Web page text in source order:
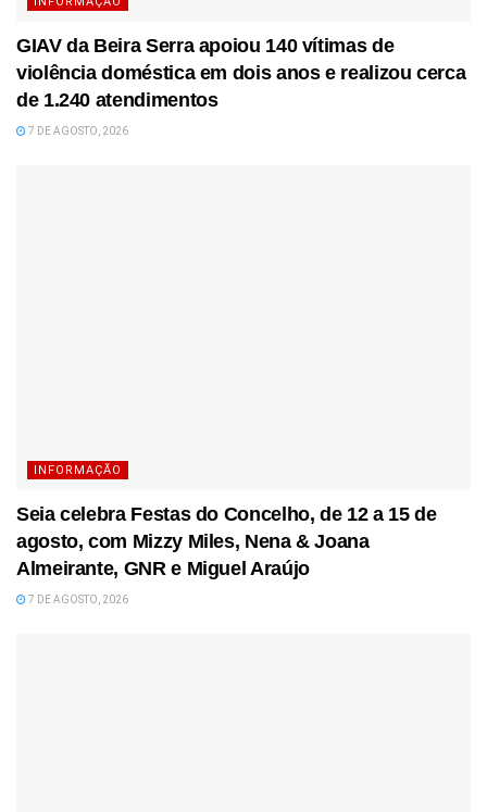
GIAV da Beira Serra apoiou 140 vítimas de
violência doméstica em dois anos e realizou cerca
de 1.240 atendimentos
7 DE AGOSTO, 2026
INFORMAÇÃO
Seia celebra Festas do Concelho, de 12 a 15 de
agosto, com Mizzy Miles, Nena & Joana
Almeirante, GNR e Miguel Araújo
7 DE AGOSTO, 2026